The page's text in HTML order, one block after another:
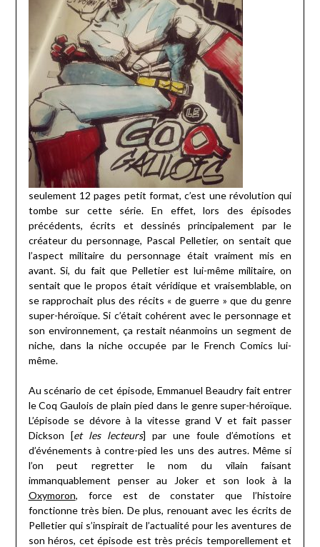
seulement 12 pages petit format, c’est une révolution qui
tombe sur cette série. En effet, lors des épisodes
précédents, écrits et dessinés principalement par le
créateur du personnage, Pascal Pelletier, on sentait que
l’aspect militaire du personnage était vraiment mis en
avant. Si, du fait que Pelletier est lui-même militaire, on
sentait que le propos était véridique et vraisemblable, on
se rapprochait plus des récits « de guerre » que du genre
super-héroïque. Si c’était cohérent avec le personnage et
son environnement, ça restait néanmoins un segment de
niche, dans la niche occupée par le French Comics lui-
même.
Au scénario de cet épisode, Emmanuel Beaudry fait entrer
le Coq Gaulois de plain pied dans le genre super-héroïque.
L’épisode se dévore à la vitesse grand V et fait passer
Dickson [et les lecteurs] par une foule d’émotions et
d’événements à contre-pied les uns des autres. Même si
l’on peut regretter le nom du vilain faisant
immanquablement penser au Joker et son look à la
Oxymoron, force est de constater que l’histoire
fonctionne très bien. De plus, renouant avec les écrits de
Pelletier qui s’inspirait de l’actualité pour les aventures de
son héros, cet épisode est très précis temporellement et